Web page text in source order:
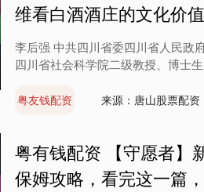
维看白酒酒庄的文化价
李后强 中共四川省委四川省人民政
四川省社会科学院二级教授、博士
粤友钱配资 来源：唐山股票配资
粤有钱配资 【守愿者】
保姆攻略，看完这一篇